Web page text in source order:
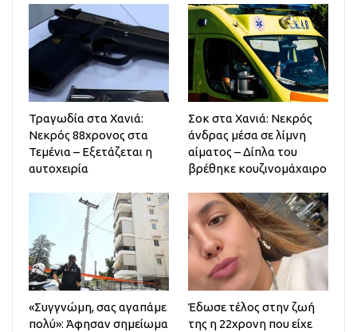
Τραγωδία στα Χανιά:
Νεκρός 88χρονος στα
Τεμένια – Εξετάζεται η
αυτοχειρία
Σοκ στα Χανιά: Νεκρός
άνδρας μέσα σε λίμνη
αίματος – Δίπλα του
βρέθηκε κουζινομάχαιρο
«Συγγνώμη, σας αγαπάμε
πολύ»: Άφησαν σημείωμα
Έδωσε τέλος στην ζωή
της η 22χρονη που είχε